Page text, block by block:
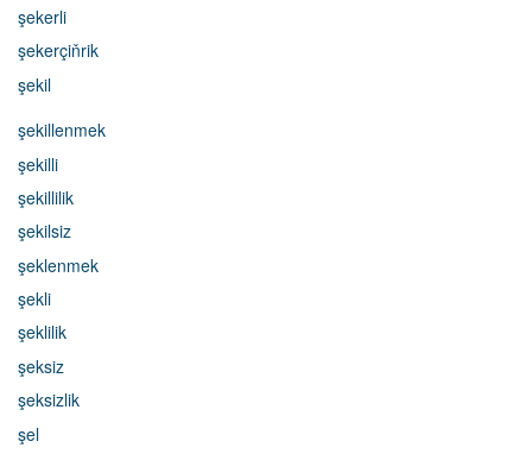
şekerli
şekerçiňrik
şekil
şekillenmek
şekilli
şekillilik
şekilsiz
şeklenmek
şekli
şeklilik
şeksiz
şeksizlik
şel